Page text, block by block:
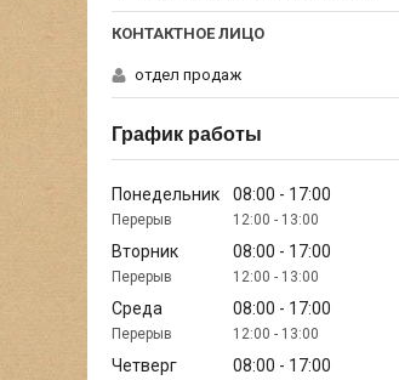
отдел продаж
График работы
Понедельник 08:00 17:00
12:00 13:00
Вторник 08:00 17:00
12:00 13:00
Среда 08:00 17:00
12:00 13:00
Четверг 08:00 17:00